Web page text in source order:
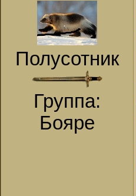
Полусотник
Группа:
Бояре